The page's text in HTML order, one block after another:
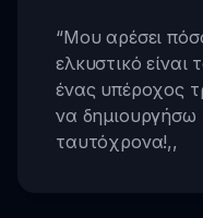
“Μου αρέσει
ελκυστικό είναι
ένας υπέροχος
να δημιουργήσω
ταυτόχρονα!,,